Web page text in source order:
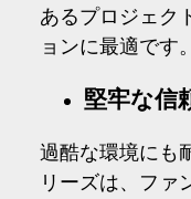
あるプロジェク
ョンに最適です。
堅牢な信
過酷な環境にも
リーズは、ファ